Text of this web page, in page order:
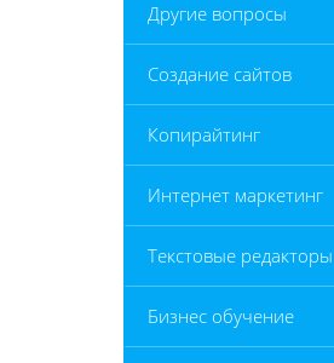
Другие вопросы
Создание сайтов
Копирайтинг
Интернет маркетинг
Текстовые редакторы
Бизнес обучение